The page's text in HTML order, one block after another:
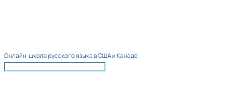
Онлайн-школа русского языка в США и Канаде​